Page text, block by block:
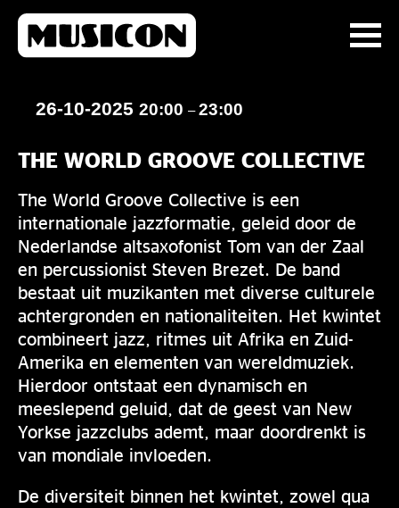
26-10-2025 20:00 –23:00
THE WORLD GROOVE COLLECTIVE
The World Groove Collective is een
internationale jazzformatie, geleid door de
Nederlandse altsaxofonist Tom van der Zaal
en percussionist Steven Brezet. De band
bestaat uit muzikanten met diverse culturele
achtergronden en nationaliteiten. Het kwintet
combineert jazz, ritmes uit Afrika en Zuid-
Amerika en elementen van wereldmuziek.
Hierdoor ontstaat een dynamisch en
meeslepend geluid, dat de geest van New
Yorkse jazzclubs ademt, maar doordrenkt is
van mondiale invloeden.
De diversiteit binnen het kwintet, zowel qua